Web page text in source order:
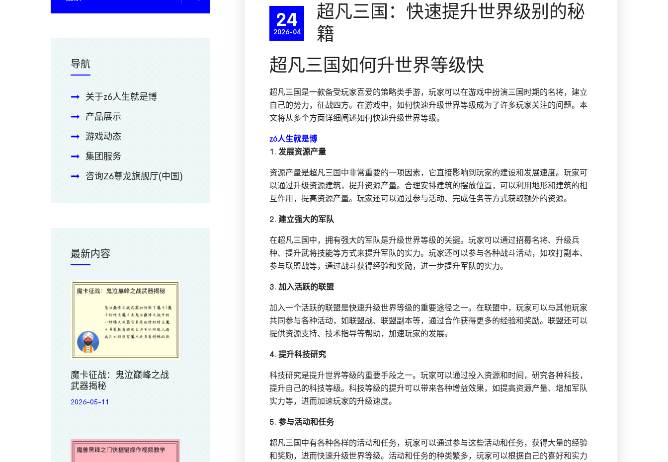
24
2026-04
超凡三国：快速提升世界级别的秘
籍
超凡三国如何升世界等级快
超凡三国是一款备受玩家喜爱的策略类手游，玩家可以在游戏中扮演三国时期的名将，建立
自己的势力，征战四方。在游戏中，如何快速升级世界等级成为了许多玩家关注的问题。本
文将从多个方面详细阐述如何快速升级世界等级。
z6人生就是博
1. 发展资源产量
资源产量是超凡三国中非常重要的一项因素，它直接影响到玩家的建设和发展速度。玩家可
以通过升级资源建筑，提升资源产量。合理安排建筑的摆放位置，可以利用地形和建筑的相
互作用，提高资源产量。玩家还可以通过参与活动、完成任务等方式获取额外的资源。
2. 建立强大的军队
在超凡三国中，拥有强大的军队是升级世界等级的关键。玩家可以通过招募名将、升级兵
种、提升武将技能等方式来提升军队的实力。玩家还可以参与各种战斗活动，如攻打副本、
参与联盟战等，通过战斗获得经验和奖励，进一步提升军队的实力。
3. 加入活跃的联盟
加入一个活跃的联盟是快速升级世界等级的重要途径之一。在联盟中，玩家可以与其他玩家
共同参与各种活动，如联盟战、联盟副本等，通过合作获得更多的经验和奖励。联盟还可以
提供资源支持、技术指导等帮助，加速玩家的发展。
4. 提升科技研究
科技研究是提升世界等级的重要手段之一。玩家可以通过投入资源和时间，研究各种科技，
提升自己的科技等级。科技等级的提升可以带来各种增益效果，如提高资源产量、增加军队
实力等，进而加速玩家的升级速度。
5. 参与活动和任务
超凡三国中有各种各样的活动和任务，玩家可以通过参与这些活动和任务，获得大量的经验
和奖励，进而快速升级世界等级。活动和任务的种类繁多，玩家可以根据自己的喜好和实力
导航
关于z6人生就是博
产品展示
游戏动态
集团服务
咨询Z6尊龙旗舰厅(中国)
最新内容
魔卡征战：鬼泣巅峰之战
武器揭秘
2026-05-11